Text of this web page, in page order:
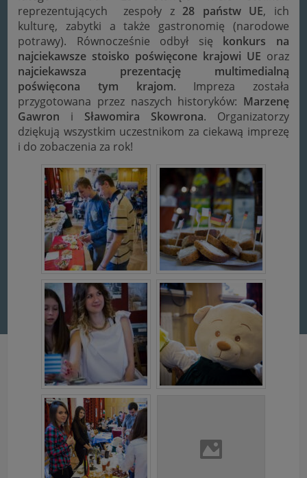
reprezentujących zespoły z28 państw UE, ich
kulturę, zabytki a także gastronomię (narodowe
potrawy). Równocześnie odbył się konkurs na
najciekawsze stoisko poświęcone krajowi UE oraz
najciekawsza prezentację multimedialną
poświęcona tym krajom. Impreza została
przygotowana przez naszych historyków: Marzenę
Gawron i Sławomira Skowrona. Organizatorzy
dziękują wszystkim uczestnikom za ciekawą imprezę
i do zobaczenia za rok!